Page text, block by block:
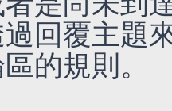
回覆主題
的規則。